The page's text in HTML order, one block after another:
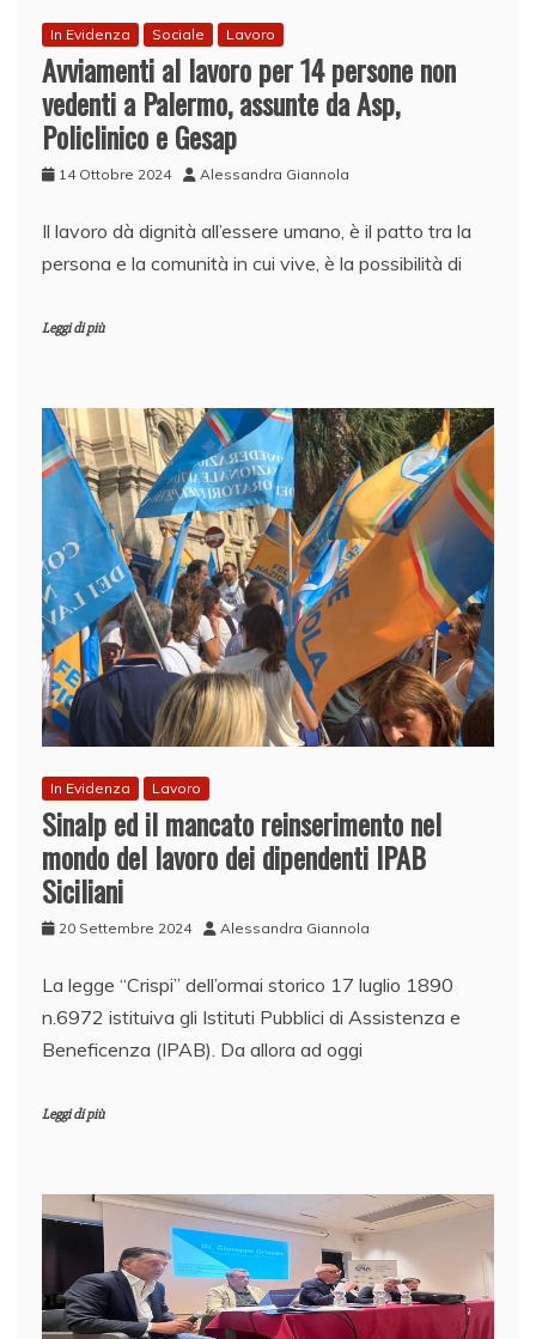
In Evidenza Sociale Lavoro
Avviamenti al lavoro per 14 persone non
vedenti a Palermo, assunte da Asp,
Policlinico e Gesap
14 Ottobre 2024 Alessandra Giannola
Il lavoro dà dignità all’essere umano, è il patto tra la
persona e la comunità in cui vive, è la possibilità di
Leggi di più
In Evidenza Lavoro
Sinalp ed il mancato reinserimento nel
mondo del lavoro dei dipendenti IPAB
Siciliani
20 Settembre 2024 Alessandra Giannola
La legge “Crispi” dell’ormai storico 17 luglio 1890
n.6972 istituiva gli Istituti Pubblici di Assistenza e
Beneficenza (IPAB). Da allora ad oggi
Leggi di più